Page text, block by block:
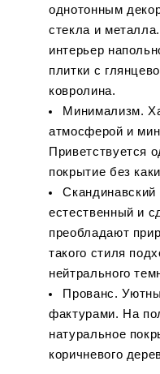
однотонным
стекла и
интерьер
плитки с
ковролина.
Минимализм.
атмосферой и
Приветствуется
покрытие без
естественный и
преобладают
такого стиля
нейтрального
Прованс.
фактурами. На
натуральное
коричневого